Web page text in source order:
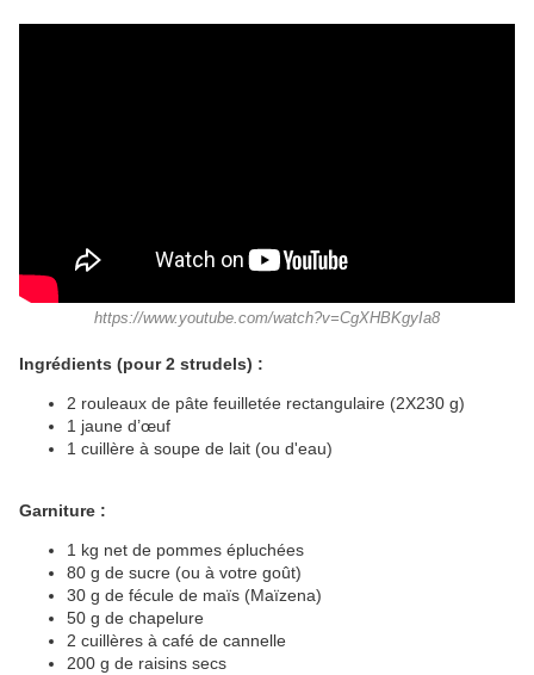
https://www.youtube.com/watch?v=CgXHBKgyIa8
Ingrédients (pour 2 strudels) :
2 rouleaux de pâte feuilletée rectangulaire (2X230 g)
1 jaune d’œuf
1 cuillère à soupe de lait (ou d'eau)
Garniture :
1 kg net de pommes épluchées
80 g de sucre (ou à votre goût)
30 g de fécule de maïs (Maïzena)
50 g de chapelure
2 cuillères à café de cannelle
200 g de raisins secs